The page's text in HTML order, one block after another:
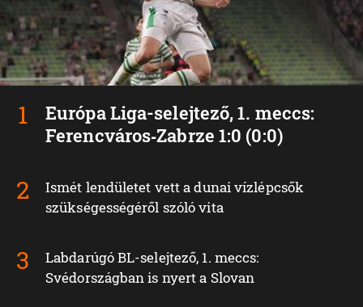
Európa Liga-selejtező, 1. meccs:
Ferencváros‑Zabrze 1:0 (0:0)
Ismét lendületet vett a dunai vízlépcsők
szükségességéről szóló vita
Labdarúgó BL-selejtező, 1. meccs:
Svédországban is nyert a Slovan